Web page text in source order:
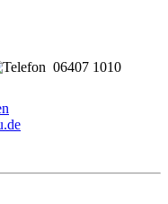
06407 1010